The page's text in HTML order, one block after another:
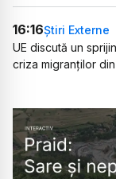
16:16Știri Externe
UE discută un
criza migranților